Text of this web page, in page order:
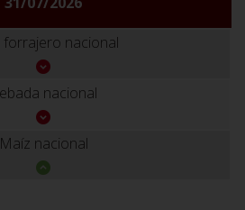
forrajero nacional
nacional
Maíz nacional